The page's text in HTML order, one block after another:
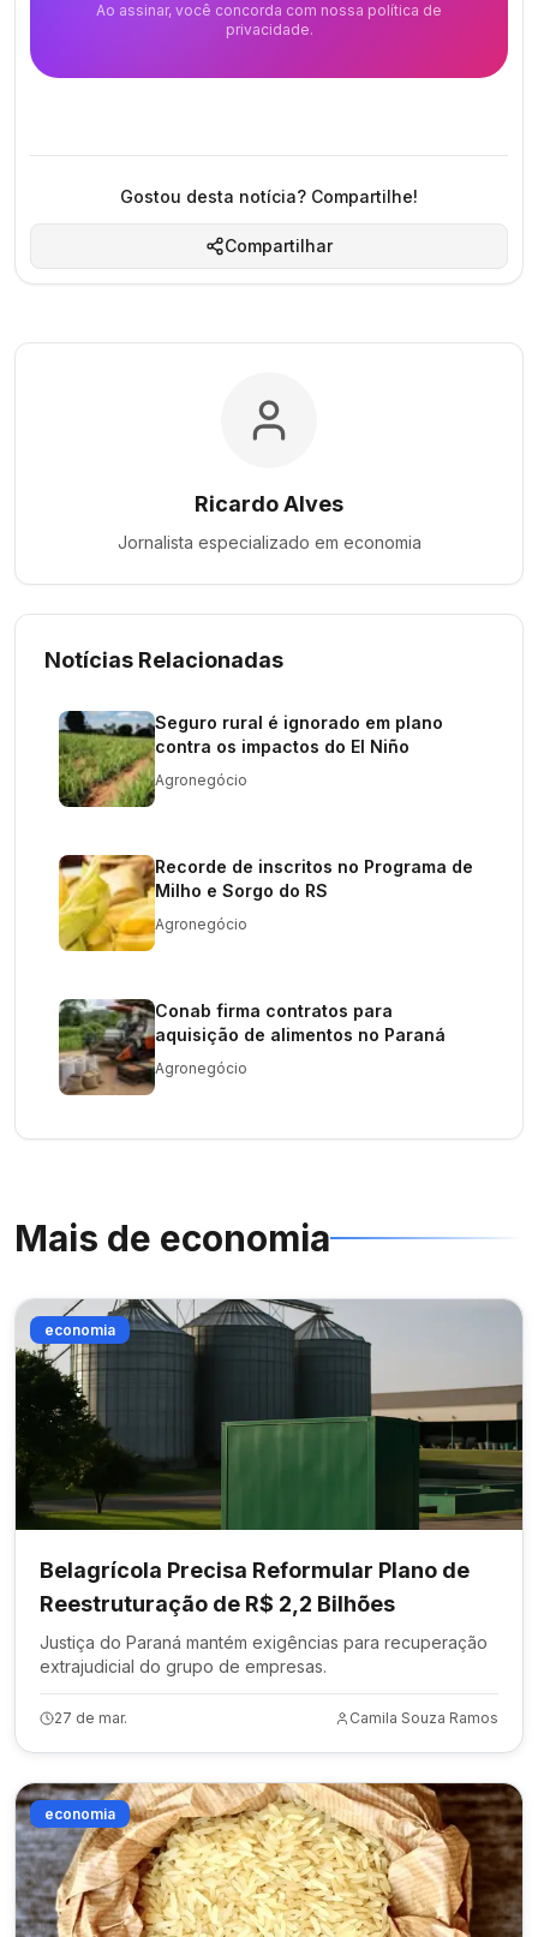
Ao assinar, você concorda com nossa política de
privacidade.
Gostou desta notícia? Compartilhe!
Compartilhar
Ricardo Alves
Jornalista especializado em economia
Notícias Relacionadas
Seguro rural é ignorado em plano
contra os impactos do El Niño
Agronegócio
Recorde de inscritos no Programa de
Milho e Sorgo do RS
Agronegócio
Conab firma contratos para
aquisição de alimentos no Paraná
Agronegócio
Mais de economia
economia
Belagrícola Precisa Reformular Plano de
Reestruturação de R$ 2,2 Bilhões
Justiça do Paraná mantém exigências para recuperação
extrajudicial do grupo de empresas.
27 de mar. Camila Souza Ramos
economia